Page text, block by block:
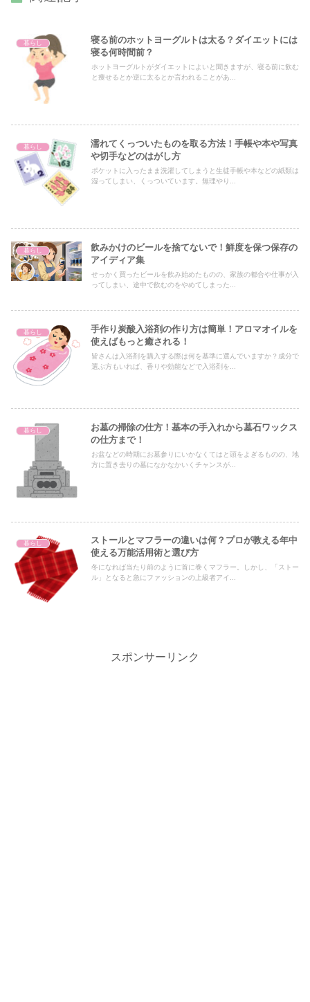
暮らし
寝る前のホットヨーグルトは太る？ダイエットには
寝る何時間前？
ホットヨーグルトがダイエットによいと聞きますが、寝る前に飲む
と痩せるとか逆に太るとか言われることがあ...
暮らし
濡れてくっついたものを取る方法！手帳や本や写真
や切手などのはがし方
ポケットに入ったまま洗濯してしまうと生徒手帳や本などの紙類は
湿ってしまい、くっついています。無理やり...
暮らし
飲みかけのビールを捨てないで！鮮度を保つ保存の
アイディア集
せっかく買ったビールを飲み始めたものの、家族の都合や仕事が入
ってしまい、途中で飲むのをやめてしまった...
暮らし
手作り炭酸入浴剤の作り方は簡単！アロマオイルを
使えばもっと癒される！
皆さんは入浴剤を購入する際は何を基準に選んでいますか？成分で
選ぶ方もいれば、香りや効能などで入浴剤を...
暮らし
お墓の掃除の仕方！基本の手入れから墓石ワックス
の仕方まで！
お盆などの時期にお墓参りにいかなくてはと頭をよぎるものの、地
方に置き去りの墓になかなかいくチャンスが...
暮らし
ストールとマフラーの違いは何？プロが教える年中
使える万能活用術と選び方
冬になれば当たり前のように首に巻くマフラー。しかし、「ストー
ル」となると急にファッションの上級者アイ...
スポンサーリンク